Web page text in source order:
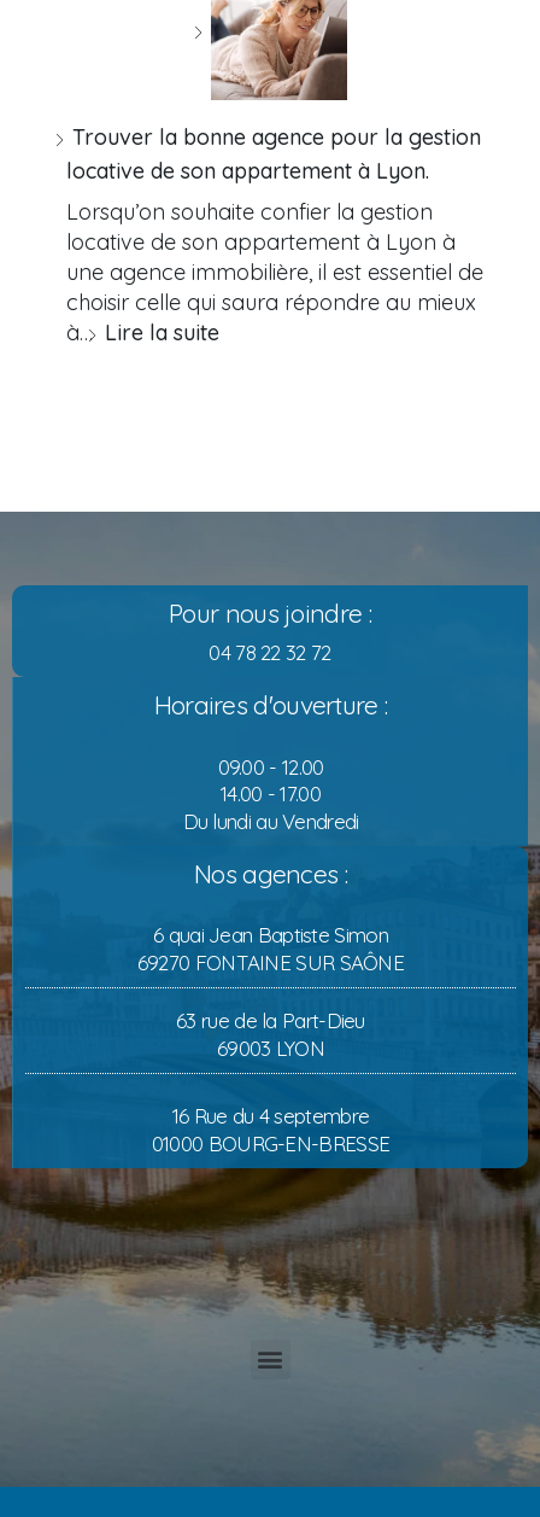
Trouver la bonne agence pour la gestion
locative de son appartement à Lyon.
Lorsqu’on souhaite confier la gestion
locative de son appartement à Lyon à
une agence immobilière, il est essentiel de
choisir celle qui saura répondre au mieux
à… Lire la suite
Pour nous joindre :
04 78 22 32 72
Horaires d'ouverture :
09.00 - 12.00
14.00 - 17.00
Du lundi au Vendredi
Nos agences :
6 quai Jean Baptiste Simon
69270 FONTAINE SUR SAÔNE
63 rue de la Part-Dieu
69003 LYON
16 Rue du 4 septembre
01000 BOURG-EN-BRESSE